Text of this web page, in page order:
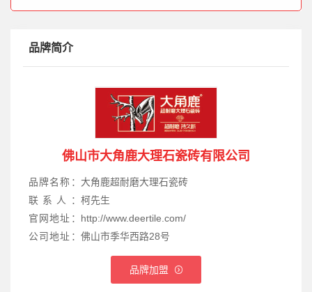
品牌简介
佛山市大角鹿大理石瓷砖有限公司
品牌名称： 大角鹿超耐磨大理石瓷砖
联系人： 柯先生
官网地址： http://www.deertile.com/
公司地址： 佛山市季华西路28号
品牌加盟